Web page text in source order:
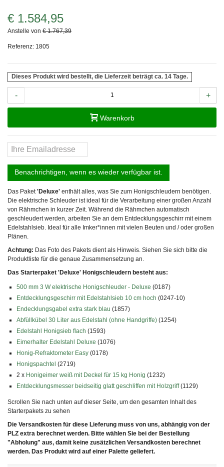
€ 1.584,95
Anstelle von € 1.767,39
Referenz: 1805
Dieses Produkt wird bestellt, die Lieferzeit beträgt ca. 14 Tage.
- +
Warenkorb
Benachrichtigen, wenn es wieder verfügbar ist.
Das Paket'Deluxe' enthält alles, was Sie zum Honigschleudern benötigen.
Die elektrische Schleuder ist ideal für die Verarbeitung einer großen Anzahl
von Rähmchen in kurzer Zeit. Während die Rähmchen automatisch
geschleudert werden, arbeiten Sie an dem Entdecklungsgeschirr mit einem
Edelstahlsieb. Ideal für alle Imker*innen mit vielen Beuten und / oder großen
Plänen.
Achtung: Das Foto des Pakets dient als Hinweis. Siehen Sie sich bitte die
Produktliste für die genaue Zusammensetzung an.
Das Starterpaket 'Deluxe' Honigschleudern besteht aus:
500 mm 3 W elektrische Honigschleuder - Deluxe (0187)
Entdecklungsgeschirr mit Edelstahlsieb 10 cm hoch (0247-10)
Endecklungsgabel extra stark blau (1857)
Abfüllkübel 30 Liter aus Edelstahl (ohne Handgriffe) (1254)
Edelstahl Honigsieb flach (1593)
Eimerhalter Edelstahl Deluxe (1076)
Honig-Refraktometer Easy (0178)
Honigspachtel (2719)
2 x Honigeimer weiß mit Deckel für 15 kg Honig (1232)
Entdecklungsmesser beidseitig glatt geschliffen mit Holzgriff(1129)
Scrollen Sie nach unten auf dieser Seite, um den gesamten Inhalt des
Starterpakets zu sehen
Die Versandkosten für diese Lieferung muss von uns, abhängig von der
PLZ extra berechnet werden. Bitte wählen Sie bei der Bestellung
"Abholung" aus, damit keine zusätzlichen Versandkosten berechnet
werden. Das Produkt wird auf einer Palette geliefert.